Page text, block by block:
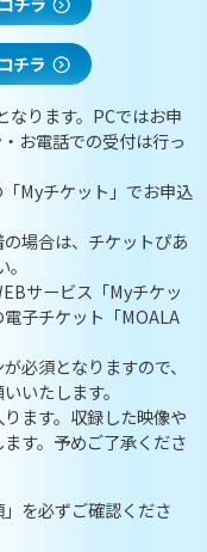
ります。PCではお申
お電話での受付は行っ
Myチケット」でお申込
場合は、チケットぴあ
サービス「Myチケッ
子チケット「MOALA
必須となりますので、
いたします。
ます。収録した映像や
す。予めご了承くださ
を必ずご確認くださ